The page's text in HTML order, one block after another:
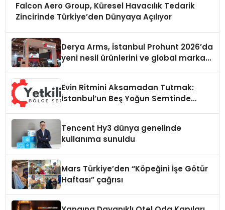
Falcon Aero Group, Küresel Havacılık Tedarik
Zincirinde Türkiye’den Dünyaya Açılıyor
Derya Arms, İstanbul Prohunt 2026’da
yeni nesil ürünlerini ve global marka
Evin Ritmini Aksamadan Tutmak:
İstanbul’un Beş Yoğun Semtinde
Tencent Hy3 dünya genelinde
kullanıma sunuldu
Mars Türkiye’den “Köpeğini İşe Götür
Haftası” çağrısı